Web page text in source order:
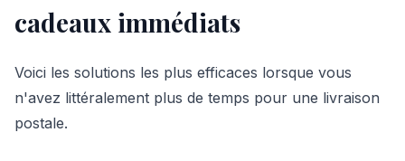
cadeaux immédiats
Voici les solutions les plus efficaces lorsque vous
n'avez littéralement plus de temps pour une livraison
postale.